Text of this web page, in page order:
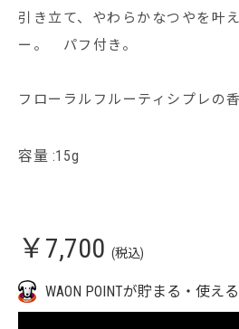
引き立て、やわらかなつやを叶
ー。 パフ付き。
フローラルフルーティシプレの
容量 :15g
￥7,700 (税込)
WAON POINTが貯まる・使える